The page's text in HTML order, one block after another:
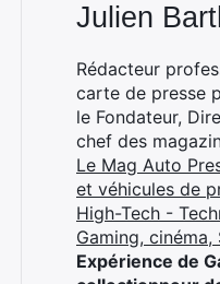
Julien
Rédacteur
carte de presse
le Fondateur,
chef des
Le Mag Auto
et véhicules de
High-Tech -
Gaming,
Expérience de